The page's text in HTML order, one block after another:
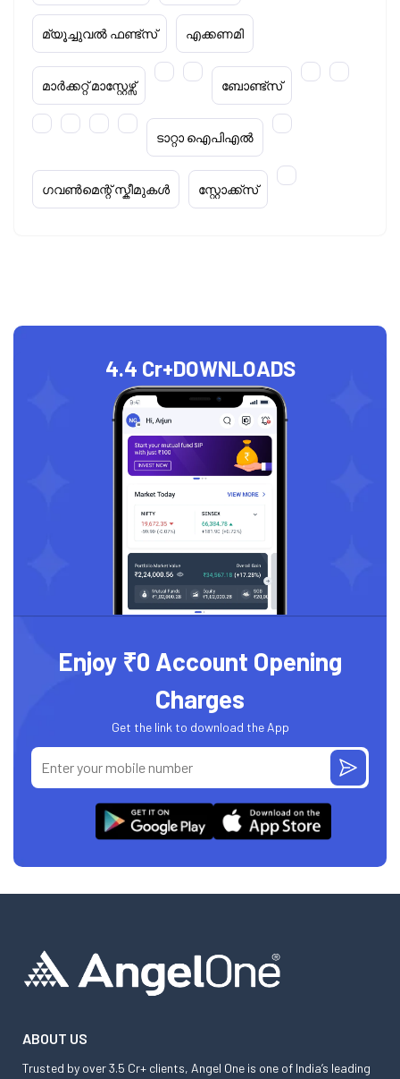
മ്യൂച്ചുവൽ ഫണ്ട്സ് എക്കണമി
മാർക്കറ്റ് മാസ്റ്റേഴ്സ് ബോണ്ട്സ്
ടാറ്റാ ഐപിഎൽ
ഗവൺമെന്റ് സ്കീമുകൾ സ്റ്റോക്ക്‌സ്
4.4 Cr+DOWNLOADS
Enjoy ₹0 Account Opening
Charges
Get the link to download the App
ABOUT US
Trusted by over 3.5 Cr+ clients, Angel One is one of India’s leading